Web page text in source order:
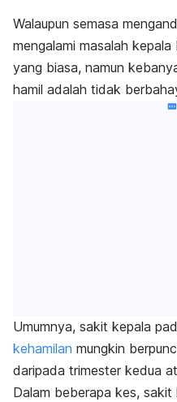
Walaupun semasa
mengalami masalah
yang biasa, namun
hamil adalah tidak
Umumnya, sakit kepala
kehamilan mungkin
daripada trimester kedua
Dalam beberapa kes, sakit